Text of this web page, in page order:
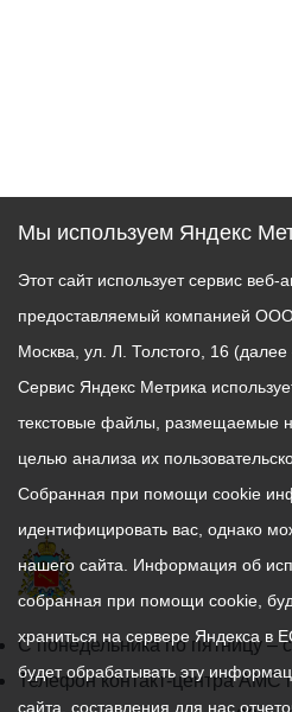
График
работы
С понедельника по пятницу –
Телефон контакт-центра АМС
Мы используем Яндекс
Этот сайт использует сервис веб-
предоставляемый компанией
Москва, ул. Л. Толстого, 16
Сервис Яндекс Метрика
текстовые файлы, размещаемые
целью анализа их
Собранная при помощи cookie
идентифицировать вас, однако
нашего сайта. Информация об
собранная при помощи cookie,
храниться на сервере Яндекса в
будет обрабатывать эту
сайта, составления для нас